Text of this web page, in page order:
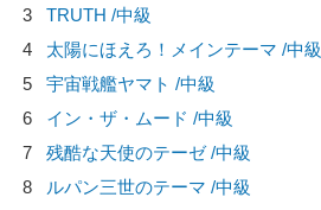
3
TRUTH /中級
4
太陽にほえろ！メインテーマ /中級
5
宇宙戦艦ヤマト /中級
6
イン・ザ・ムード /中級
7
残酷な天使のテーゼ /中級
8
ルパン三世のテーマ /中級